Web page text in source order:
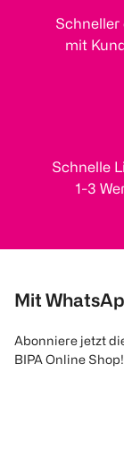
Schneller
mit
Schnelle
1-3
Mit
Abonniere jetzt
BIPA Online Shop!